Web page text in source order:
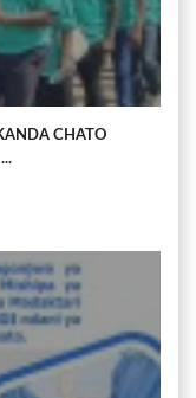
CHATO